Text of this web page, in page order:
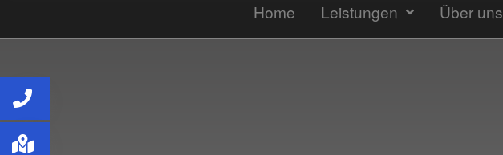
Home Leistungen Über uns